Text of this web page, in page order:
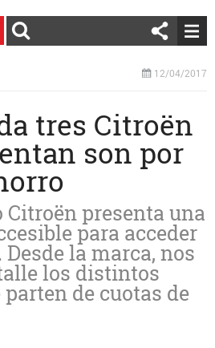
12/04/2017
tres Citroën
son por
Citroën presenta una
para acceder
la marca, nos
los distintos
de cuotas de